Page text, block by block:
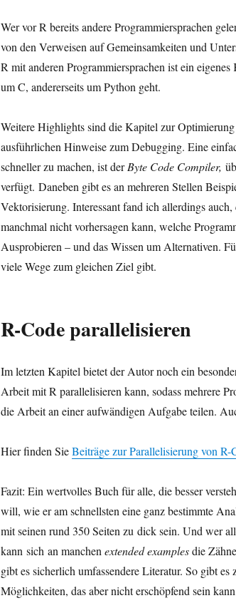
Wer vor R bereits andere Programmiersprachen
von den Verweisen auf Gemeinsamkeiten und
R mit anderen Programmiersprachen ist ein
um C, andererseits um Python geht.
Weitere Highlights sind die Kapitel zur
ausführlichen Hinweise zum Debugging. Eine
schneller zu machen, ist derByte Code Compiler,
verfügt. Daneben gibt es an mehreren Stellen
Vektorisierung. Interessant fand ich allerdings
manchmal nicht vorhersagen kann, welche
Ausprobieren – und das Wissen um Alternativen.
viele Wege zum gleichen Ziel gibt.
R-Code parallelisieren
Im letzten Kapitel bietet der Autor noch ein
Arbeit mit R parallelisieren kann, sodass mehrere
die Arbeit an einer aufwändigen Aufgabe teilen.
Hier finden SieBeiträge zur Parallelisierung von R-
Fazit: Ein wertvolles Buch für alle, die besser
will, wie er am schnellsten eine ganz bestimmte
mit seinen rund 350 Seiten zu dick sein. Und wer
kann sich an manchen extended examplesdie
gibt es sicherlich umfassendere Literatur. So gibt
Möglichkeiten, das aber nicht erschöpfend sein